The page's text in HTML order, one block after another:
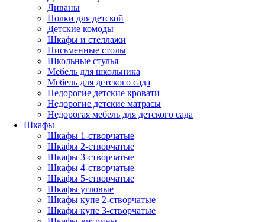
Диваны
Полки для детской
Детские комоды
Шкафы и стеллажи
Письменные столы
Школьные стулья
Мебель для школьника
Мебель для детского сада
Недорогие детские кровати
Недорогие детские матрасы
Недорогая мебель для детского сада
Шкафы
Шкафы 1-створчатые
Шкафы 2-створчатые
Шкафы 3-створчатые
Шкафы 4-створчатые
Шкафы 5-створчатые
Шкафы угловые
Шкафы купе 2-створчатые
Шкафы купе 3-створчатые